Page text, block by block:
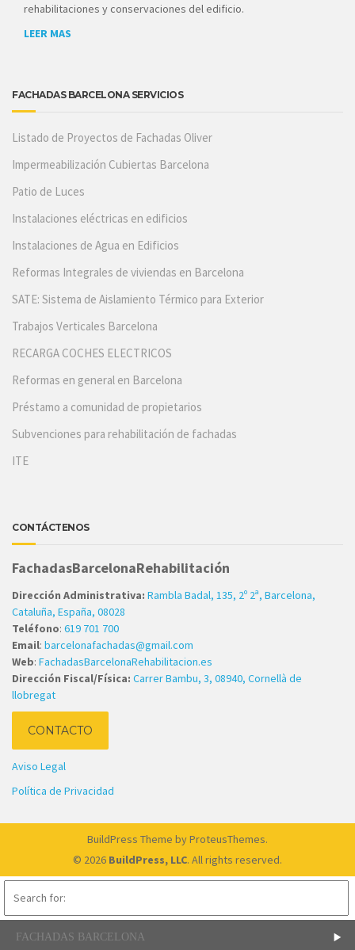
rehabilitaciones y conservaciones del edificio.
LEER MAS
FACHADAS BARCELONA SERVICIOS
Listado de Proyectos de Fachadas Oliver
Impermeabilización Cubiertas Barcelona
Patio de Luces
Instalaciones eléctricas en edificios
Instalaciones de Agua en Edificios
Reformas Integrales de viviendas en Barcelona
SATE: Sistema de Aislamiento Térmico para Exterior
Trabajos Verticales Barcelona
RECARGA COCHES ELECTRICOS
Reformas en general en Barcelona
Préstamo a comunidad de propietarios
Subvenciones para rehabilitación de fachadas
ITE
CONTÁCTENOS
FachadasBarcelonaRehabilitación
Dirección Administrativa: Rambla Badal, 135, 2º 2ª, Barcelona,
Cataluña, España, 08028
Teléfono: 619 701 700
Email: barcelonafachadas@gmail.com
Web: FachadasBarcelonaRehabilitacion.es
Dirección Fiscal/Física: Carrer Bambu, 3, 08940, Cornellà de
llobregat
CONTACTO
Aviso Legal
Política de Privacidad
BuildPress Theme by ProteusThemes.
© 2026 BuildPress, LLC. All rights reserved.
FACHADAS BARCELONA